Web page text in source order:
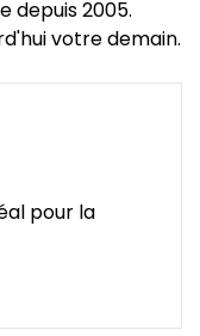
2005.
votre demain.
pour la